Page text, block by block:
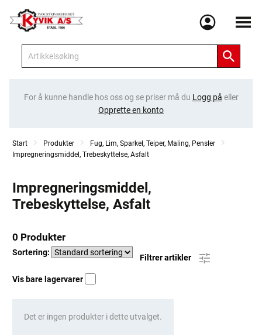
Meny
For å kunne handle hos oss og se priser må du Logg på eller
Opprette en konto
Start Produkter
Fug, Lim, Sparkel, Teiper, Maling, Pensler
Impregneringsmiddel, Trebeskyttelse, Asfalt
Impregneringsmiddel,
Trebeskyttelse, Asfalt
0 Produkter
Sortering:
Filtrer artikler
Vis bare lagervarer
Det er ingen produkter i dette utvalget.